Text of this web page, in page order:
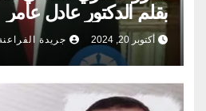
بقلم الدكتور عادل عامر
أكتوبر 20, 2024 جريدة